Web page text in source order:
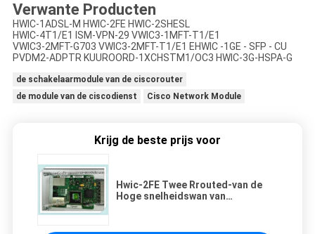
Verwante Producten
HWIC-1ADSL-M HWIC-2FE HWIC-2SHESL
HWIC-4T1/E1 ISM-VPN-29 VWIC3-1MFT-T1/E1
VWIC3-2MFT-G703 VWIC3-2MFT-T1/E1 EHWIC -1GE - SFP - CU
PVDM2-ADPTR KUUROORD-1XCHSTM1/OC3 HWIC-3G-HSPA-G
de schakelaarmodule van de ciscorouter
de module van de ciscodienst
Cisco Network Module
Krijg de beste prijs voor
Hwic-2FE Twee Rrouted-van de
Hoge snelheidswan van